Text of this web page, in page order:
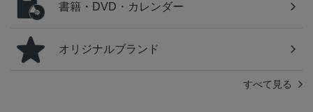
書籍・DVD・カレンダー
オリジナルブランド
すべて見る